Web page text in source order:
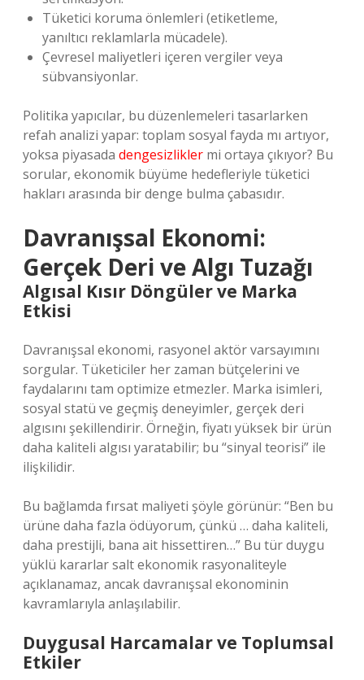
Tüketici koruma önlemleri (etiketleme,
yanıltıcı reklamlarla mücadele).
Çevresel maliyetleri içeren vergiler veya
sübvansiyonlar.
Politika yapıcılar, bu düzenlemeleri tasarlarken
refah analizi yapar: toplam sosyal fayda mı artıyor,
yoksa piyasada dengesizlikler mi ortaya çıkıyor? Bu
sorular, ekonomik büyüme hedefleriyle tüketici
hakları arasında bir denge bulma çabasıdır.
Davranışsal Ekonomi:
Gerçek Deri ve Algı Tuzağı
Algısal Kısır Döngüler ve Marka
Etkisi
Davranışsal ekonomi, rasyonel aktör varsayımını
sorgular. Tüketiciler her zaman bütçelerini ve
faydalarını tam optimize etmezler. Marka isimleri,
sosyal statü ve geçmiş deneyimler, gerçek deri
algısını şekillendirir. Örneğin, fiyatı yüksek bir ürün
daha kaliteli algısı yaratabilir; bu “sinyal teorisi” ile
ilişkilidir.
Bu bağlamda fırsat maliyeti şöyle görünür: “Ben bu
ürüne daha fazla ödüyorum, çünkü … daha kaliteli,
daha prestijli, bana ait hissettiren…” Bu tür duygu
yüklü kararlar salt ekonomik rasyonaliteyle
açıklanamaz, ancak davranışsal ekonominin
kavramlarıyla anlaşılabilir.
Duygusal Harcamalar ve Toplumsal
Etkiler